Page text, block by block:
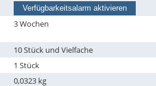
Verfügbarkeitsalarm aktivieren
3 Wochen
10 Stück und Vielfache
1 Stück
0,0323 kg